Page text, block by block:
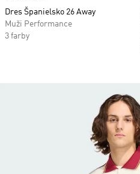
Dres Španielsko 26 Away
Muži Performance
3 farby